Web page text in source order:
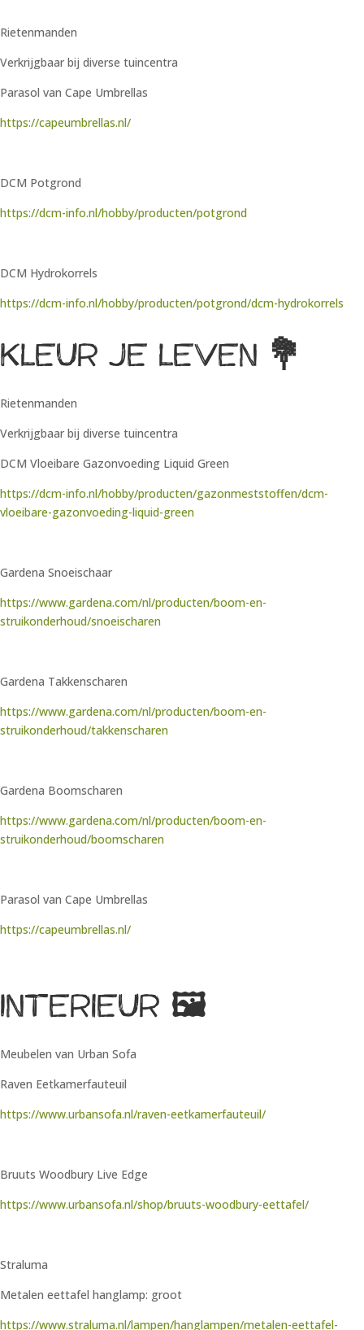
Rietenmanden
Verkrijgbaar bij diverse tuincentra
Parasol van Cape Umbrellas
https://capeumbrellas.nl/
DCM Potgrond
https://dcm-info.nl/hobby/producten/potgrond
DCM Hydrokorrels
https://dcm-info.nl/hobby/producten/potgrond/dcm-hydrokorrels
Kleur je leven 💐
Rietenmanden
Verkrijgbaar bij diverse tuincentra
DCM Vloeibare Gazonvoeding Liquid Green
https://dcm-info.nl/hobby/producten/gazonmeststoffen/dcm-
vloeibare-gazonvoeding-liquid-green
Gardena Snoeischaar
https://www.gardena.com/nl/producten/boom-en-
struikonderhoud/snoeischaren
Gardena Takkenscharen
https://www.gardena.com/nl/producten/boom-en-
struikonderhoud/takkenscharen
Gardena Boomscharen
https://www.gardena.com/nl/producten/boom-en-
struikonderhoud/boomscharen
Parasol van Cape Umbrellas
https://capeumbrellas.nl/
Interieur 🖼
Meubelen van Urban Sofa
Raven Eetkamerfauteuil
https://www.urbansofa.nl/raven-eetkamerfauteuil/
Bruuts Woodbury Live Edge
https://www.urbansofa.nl/shop/bruuts-woodbury-eettafel/
Straluma
Metalen eettafel hanglamp: groot
https://www.straluma.nl/lampen/hanglampen/metalen-eettafel-